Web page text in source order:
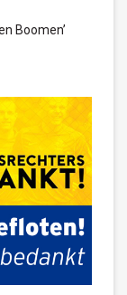
Boomen’